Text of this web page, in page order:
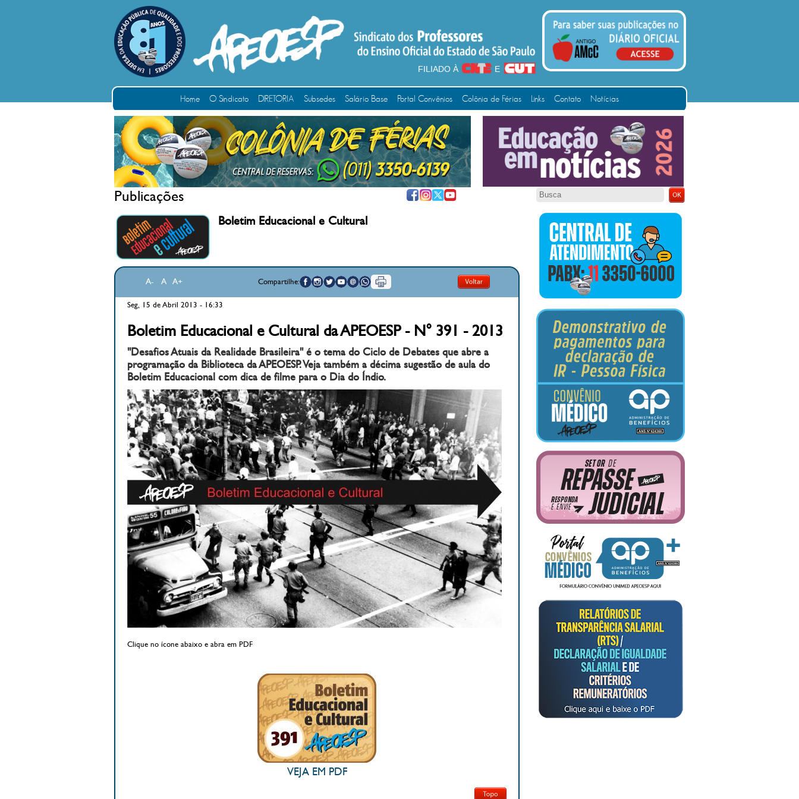
FILIADO À E
Home O Sindicato DIRETORIA Subsedes Salário Base Portal Convênios Colônia de Férias Links Contato Notícias
Publicações
Boletim Educacional e Cultural
A- A A+ Compartilhe:
Seg, 15 de Abril 2013 - 16:33
Boletim Educacional e Cultural da APEOESP - N° 391 - 2013
"Desafios Atuais da Realidade Brasileira" é o tema do Ciclo de Debates que abre a
programação da Biblioteca da APEOESP. Veja também a décima sugestão de aula do
Boletim Educacional com dica de filme para o Dia do Índio.
Clique no ícone abaixo e abra em PDF
VEJA EM PDF